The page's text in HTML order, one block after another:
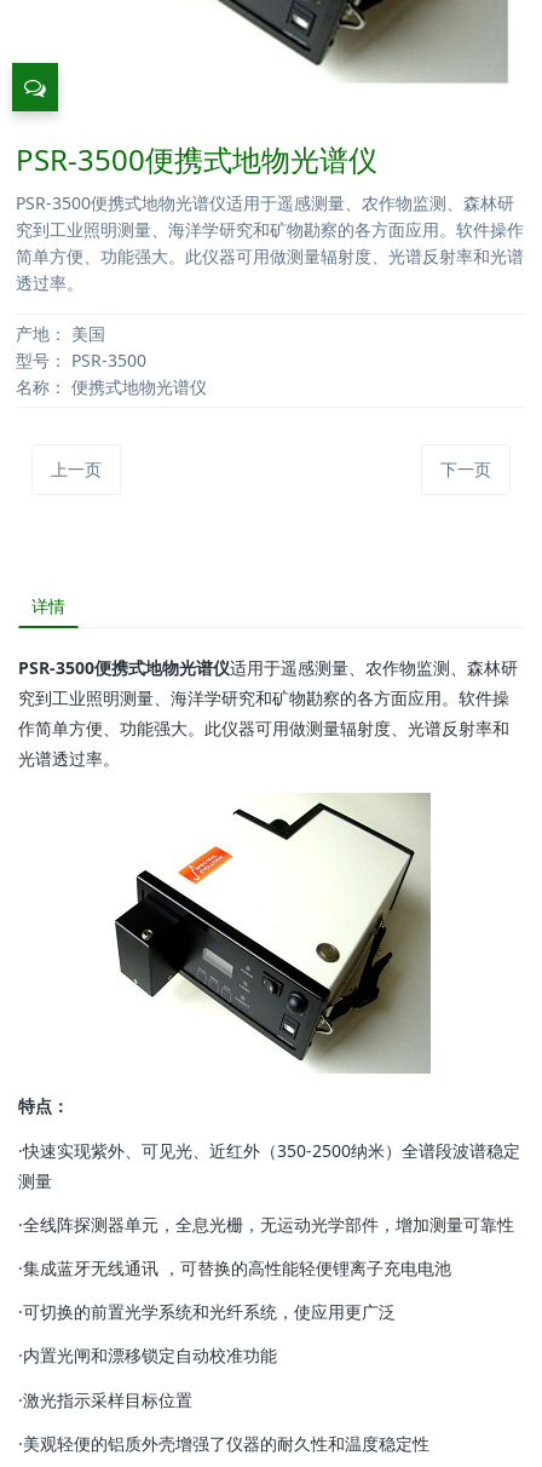
PSR-3500便携式地物光谱仪
PSR-3500便携式地物光谱仪适用于遥感测量、农作物监测、森林研
究到工业照明测量、海洋学研究和矿物勘察的各方面应用。软件操作
简单方便、功能强大。此仪器可用做测量辐射度、光谱反射率和光谱
透过率。
产地： 美国
型号： PSR-3500
名称： 便携式地物光谱仪
上一页 下一页
详情
PSR-3500便携式地物光谱仪适用于遥感测量、农作物监测、森林研
究到工业照明测量、海洋学研究和矿物勘察的各方面应用。软件操
作简单方便、功能强大。此仪器可用做测量辐射度、光谱反射率和
光谱透过率。
特点：
·快速实现紫外、可见光、近红外（350-2500纳米）全谱段波谱稳定
测量
·全线阵探测器单元，全息光栅，无运动光学部件，增加测量可靠性
·集成蓝牙无线通讯 ，可替换的高性能轻便锂离子充电电池
·可切换的前置光学系统和光纤系统，使应用更广泛
·内置光闸和漂移锁定自动校准功能
·激光指示采样目标位置
·美观轻便的铝质外壳增强了仪器的耐久性和温度稳定性